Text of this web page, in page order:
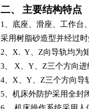
二、 主要结构特点
1、底座、滑座、工作台
采用树脂砂造型并经过
2、X. Y、Z向导轨均为
3、
X、Y、Z三个方向进
4、X、Y、Z三个方向导
5、机床外防护采用全封